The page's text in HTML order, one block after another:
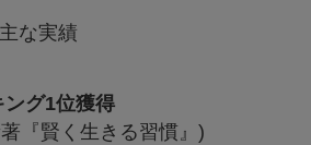
な実績
グ1位獲得
『賢く生きる習慣』)